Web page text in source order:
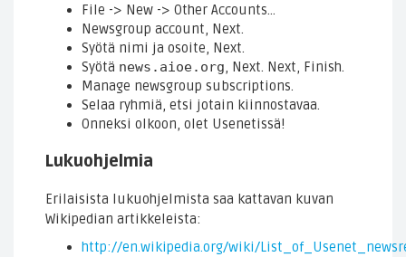
File -> New -> Other Accounts…
Newsgroup account Next
Syötä nimi ja osoite, Next
Syötä news.aioe.org Next Next Finish
Manage newsgroup subscriptions
Selaa ryhmiä, etsi jotain kiinnostavaa.
Onneksi olkoon, olet Usenetissä!
Lukuohjelmia
Erilaisista lukuohjelmista saa kattavan kuvan
Wikipedian artikkeleista:
http://en.wikipedia.org/wiki/